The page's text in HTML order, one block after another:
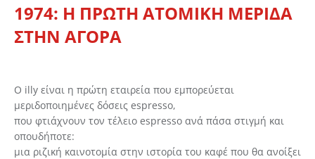
1974: Η ΠΡΩΤΗ ΑΤΟΜΙΚΗ ΜΕΡΙΔΑ
ΣΤΗΝ ΑΓΟΡΑ
Ο illy είναι η πρώτη εταιρεία που εμπορεύεται
μεριδοποιημένες δόσεις espresso,
που φτιάχνουν τον τέλειο espresso ανά πάσα στιγμή και
οπουδήποτε:
μια ριζική καινοτομία στην ιστορία του καφέ που θα ανοίξει